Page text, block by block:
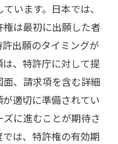
改善策
性
人の役割と活用法
の役割
ント
ュニケーション法
略の構築
います。日本では、
は最初に出願した者
出願のタイミングが
、特許庁に対して提
、請求項を含む詳細
適切に準備されてい
に進むことが期待さ
は、特許権の有効期